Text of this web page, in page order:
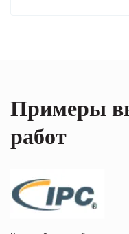
Примеры
работ